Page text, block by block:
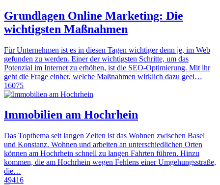
Grundlagen Online Marketing: Die
wichtigsten Maßnahmen
Für Unternehmen ist es in diesen Tagen wichtiger denn je, im Web
gefunden zu werden. Einer der wichtigsten Schritte, um das
Potenzial im Internet zu erhöhen, ist die SEO-Optimierung. Mit ihr
geht die Frage einher, welche Maßnahmen wirklich dazu geei…
16075
Immobilien am Hochrhein
Das Topthema seit langen Zeiten ist das Wohnen zwischen Basel
und Konstanz. Wohnen und arbeiten an unterschiedlichen Orten
können am Hochrhein schnell zu langen Fahrten führen. Hinzu
kommen, die am Hochrhein wegen Fehlens einer Umgehungsstraße,
die…
49416